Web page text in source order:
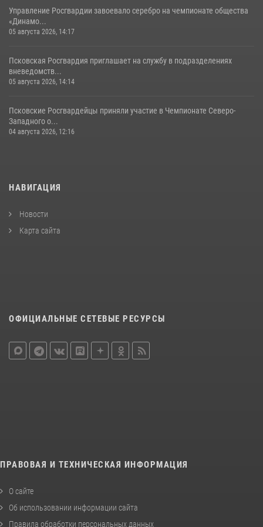
Управление Росгвардии завоевало серебро на чемпионате общества
«Динамо...
05 августа 2026, 14:17
Псковская Росгвардия приглашает на службу в подразделениях
вневедомств...
05 августа 2026, 14:14
Псковские Росгвардейцы приняли участие в Чемпионате Северо-
Западного о...
04 августа 2026, 12:16
НАВИГАЦИЯ
Новости
Карта сайта
ОФИЦИАЛЬНЫЕ СЕТЕВЫЕ РЕСУРСЫ
ПРАВОВАЯ И ТЕХНИЧЕСКАЯ ИНФОРМАЦИЯ
О сайте
Об использовании информации сайта
Правила обработки персональных данных